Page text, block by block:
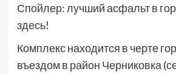
Спойлер: лучший асфальт в
здесь!
Комплекс находится в черте
въездом в район Черниковка